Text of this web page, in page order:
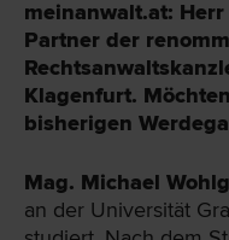
meinanwalt.at:
Partner der
Klagenfurt.
bisherigen
Mag. Michael
an der Universität